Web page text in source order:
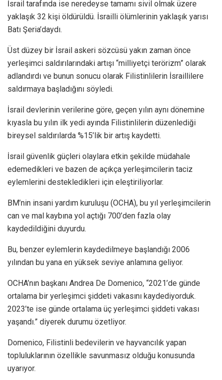
İsrail tarafında ise neredeyse tamamı sivil olmak üzere
yaklaşık 32 kişi öldürüldü. İsrailli ölümlerinin yaklaşık yarısı
Batı Şeria’daydı.
Üst düzey bir İsrail askeri sözcüsü yakın zaman önce
yerleşimci saldırılarındaki artışı “milliyetçi terörizm” olarak
adlandırdı ve bunun sonucu olarak Filistinlilerin İsraillilere
saldırmaya başladığını söyledi.
İsrail devlerinin verilerine göre, geçen yılın aynı dönemine
kıyasla bu yılın ilk yedi ayında Filistinlilerin düzenlediği
bireysel saldırılarda %15’lik bir artış kaydetti.
İsrail güvenlik güçleri olaylara etkin şekilde müdahale
edemedikleri ve bazen de açıkça yerleşimcilerin taciz
eylemlerini destekledikleri için eleştiriliyorlar.
BM’nin insani yardım kuruluşu (OCHA), bu yıl yerleşimcilerin
can ve mal kaybına yol açtığı 700’den fazla olay
kaydedildiğini duyurdu.
Bu, benzer eylemlerin kaydedilmeye başlandığı 2006
yılından bu yana en yüksek seviye anlamına geliyor.
OCHA’nın başkanı Andrea De Domenico, “2021’de günde
ortalama bir yerleşimci şiddeti vakasını kaydediyorduk.
2023’te ise günde ortalama üç yerleşimci şiddeti vakası
yaşandı.” diyerek durumu özetliyor.
Domenico, Filistinli bedevilerin ve hayvancılık yapan
topluluklarının özellikle savunmasız olduğu konusunda
uyarıyor.